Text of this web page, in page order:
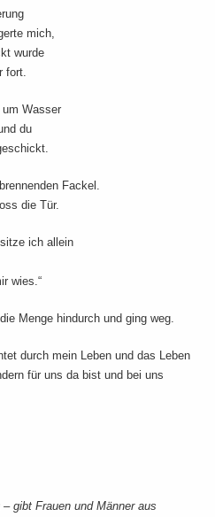
mich,
wurde
fort.
Wasser
du
Fackel.
die Tür.
ich allein
wies.“
Menge hindurch und ging weg.
durch mein Leben und das Leben
für uns da bist und bei uns
gibt Frauen und Männer aus